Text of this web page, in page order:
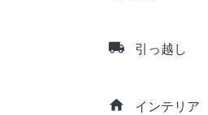
local_shipping 引っ越し
home インテリア